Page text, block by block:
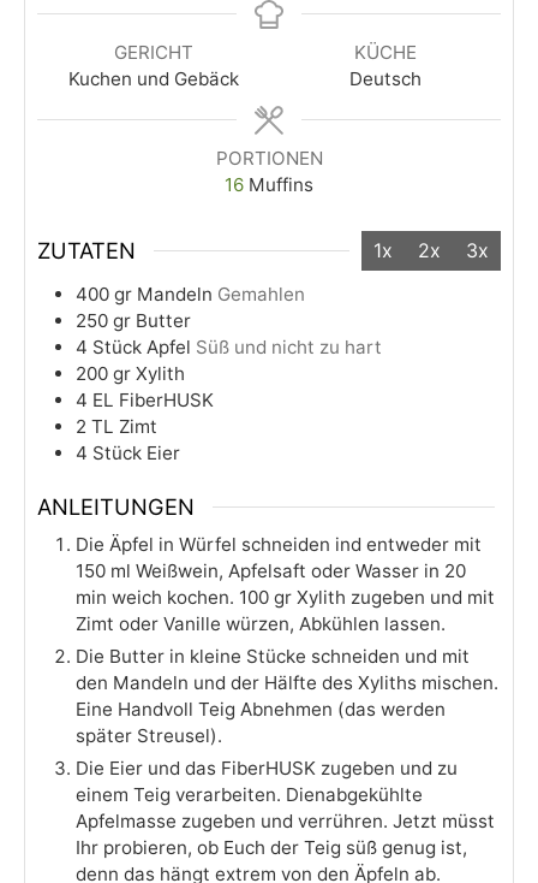
GERICHT
Kuchen und Gebäck
KÜCHE
Deutsch
PORTIONEN
16 Muffins
ZUTATEN 1x 2x 3x
400 gr Mandeln Gemahlen
250 gr Butter
4 Stück Apfel Süß und nicht zu hart
200 gr Xylith
4 EL FiberHUSK
2 TL Zimt
4 Stück Eier
ANLEITUNGEN
Die Äpfel in Würfel schneiden ind entweder mit
150 ml Weißwein, Apfelsaft oder Wasser in 20
min weich kochen. 100 gr Xylith zugeben und mit
Zimt oder Vanille würzen, Abkühlen lassen.
Die Butter in kleine Stücke schneiden und mit
den Mandeln und der Hälfte des Xyliths mischen.
Eine Handvoll Teig Abnehmen (das werden
später Streusel).
Die Eier und das FiberHUSK zugeben und zu
einem Teig verarbeiten. Dienabgekühlte
Apfelmasse zugeben und verrühren. Jetzt müsst
Ihr probieren, ob Euch der Teig süß genug ist,
denn das hängt extrem von den Äpfeln ab.